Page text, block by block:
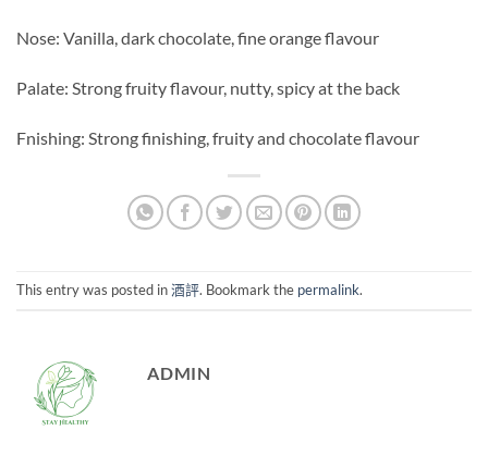
Nose: Vanilla, dark chocolate, fine orange flavour
Palate: Strong fruity flavour, nutty, spicy at the back
Fnishing: Strong finishing, fruity and chocolate flavour
This entry was posted in酒評. Bookmark the permalink.
ADMIN